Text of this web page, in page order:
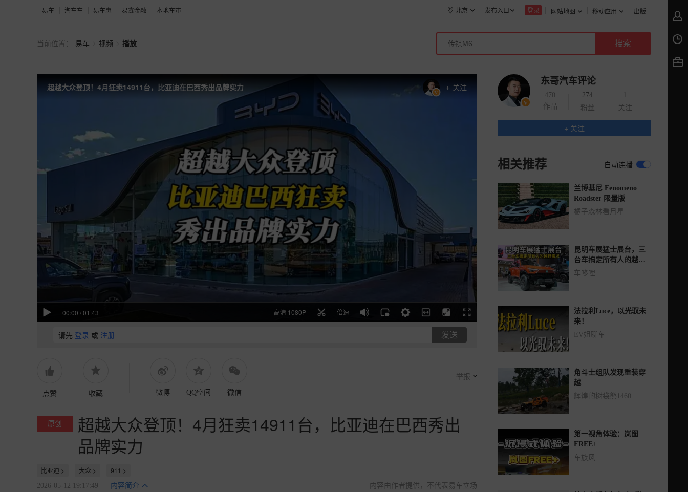
易车 淘车车 易车惠 易鑫金融 本地车市 网站地图 移动应用 出版
登录
发布入口
北京
当前位置： 易车 视频 播放
超越大众登顶！4月狂卖14911台，比亚迪在巴西秀出品牌实力 + 关注
00:00 /01:43 高清 1080P 倍速
请先 登录 或 注册 发送
点赞 收藏 微博 QQ空间 微信
举报
原创
超越大众登顶！4月狂卖14911台，比亚迪在巴西秀出
品牌实力
比亚迪 > 大众 > 911 >
2026-05-12 19:17:49 内容简介 内容由作者提供，不代表易车立场
东哥汽车评论
470
作品
274
粉丝
1
关注
+ 关注
相关推荐 自动连播
兰博基尼 Fenomeno
Roadster 限量版
橘子森林看月星
昆明车展猛士展台，三
台车搞定所有人的越野
需求
车哆哩
法拉利Luce，以光驭未
来！
EV姐聊车
角斗士组队发现重装穿
越
辉煌的树袋熊1460
第一视角体验：岚图
FREE+
车族风